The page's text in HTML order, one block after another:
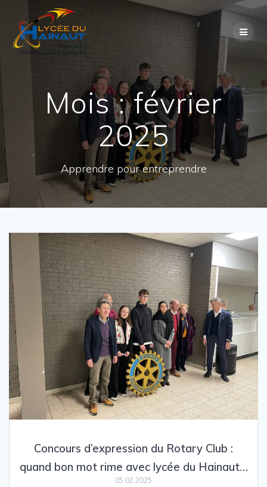
Passer
Mois :février
2025
Apprendre pour entreprendre
Concours d’expression du Rotary Club :
quand bon mot rime avec lycée du Hainaut…
05.02.2025